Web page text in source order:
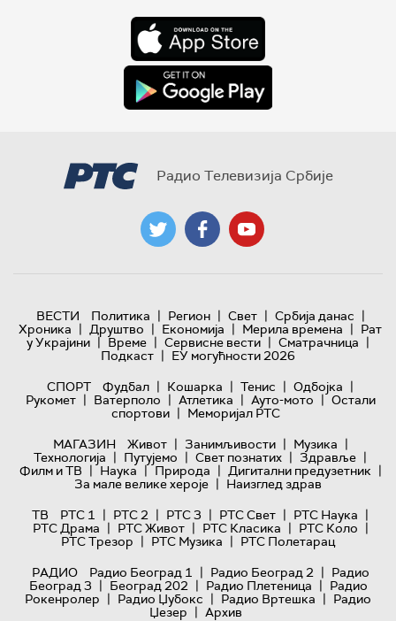
Радио Телевизија Србије
ВЕСТИ Политика | Регион | Свет | Србија данас |
Хроника | Друштво | Економија | Мерила времена | Рат
у Украјини | Време | Сервисне вести | Сматрачница |
Подкаст | ЕУ могућности 2026
СПОРТ
Фудбал | Кошарка | Тенис | Одбојка |
Рукомет | Ватерполо | Атлетика | Ауто-мото | Остали
спортови | Меморијал РТС
МАГАЗИН
Живот | Занимљивости | Музика |
Технологијa | Путујемо | Свет познатих | Здравље |
Филм и ТВ | Наука | Природа | Дигитални предузетник |
За мале велике хероје | Наизглед здрав
ТВ
РТС 1 | РТС 2 | РТС 3 | РТС Свет | РТС Наука |
РТС Драма | РТС Живот | РТС Класика | РТС Коло |
РТС Трезор | РТС Музика | РТС Полетарац
РАДИО
Радио Београд 1 | Радио Београд 2 | Радио
Београд 3 | Београд 202 | Радио Плетеница | Радио
Рокенролер | Радио Џубокс | Радио Вртешка | Радио
Џезер | Архив